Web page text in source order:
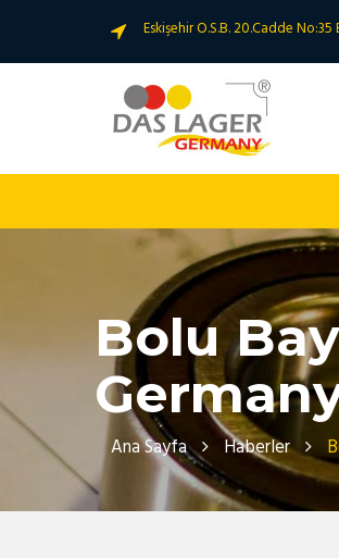
Eskişehir O.S.B. 20.Cadde No:35
Bolu
Ana Sayfa Haberler